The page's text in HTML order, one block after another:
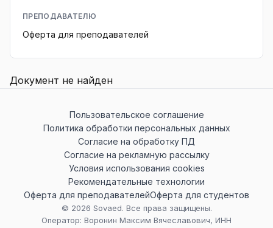
ПРЕПОДАВАТЕЛЮ
Оферта для преподавателей
Документ не найден
Пользовательское соглашение
Политика обработки персональных данных
Согласие на обработку ПД
Согласие на рекламную рассылку
Условия использования cookies
Рекомендательные технологии
Оферта для преподавателейОферта для студентов
© 2026 Sovaed. Все права защищены.
Оператор: Воронин Максим Вячеславович, ИНН